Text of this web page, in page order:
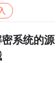
帖子详情
系统的